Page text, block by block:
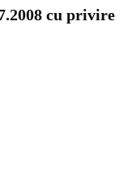
cu privire